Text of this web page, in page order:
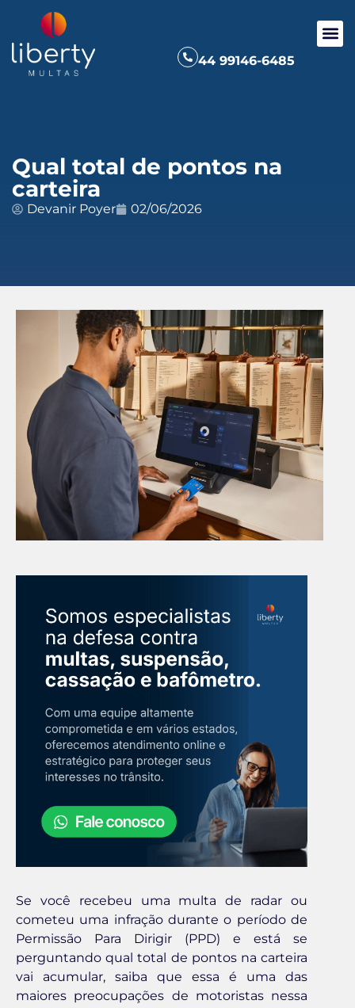
44 99146-6485
Qual total de pontos na
carteira
Devanir Poyer 02/06/2026
Se você recebeu uma multa de radar ou
cometeu uma infração durante o período de
Permissão Para Dirigir (PPD) e está se
perguntando qual total de pontos na carteira
vai acumular, saiba que essa é uma das
maiores preocupações de motoristas nessa